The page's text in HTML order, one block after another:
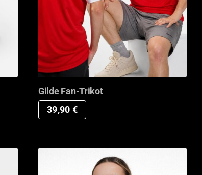
Gilde Fan-Trikot
39,90 €